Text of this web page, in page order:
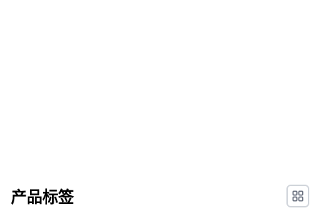
产品标签